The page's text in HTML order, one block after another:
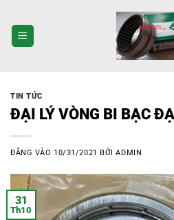
qua
nội
TIN TỨC
ĐẠI LÝ VÒNG BI BẠC
ĐĂNG VÀO 10/31/2021 BỞIADMIN
31
Th10